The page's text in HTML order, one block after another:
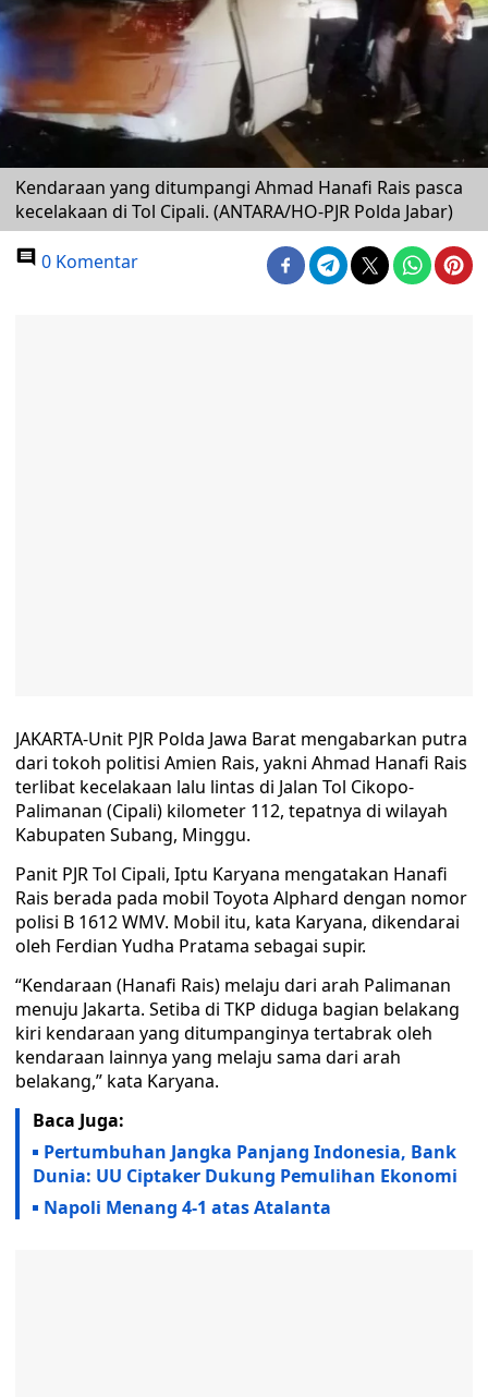
Kendaraan yang ditumpangi Ahmad Hanafi Rais pasca
kecelakaan di Tol Cipali. (ANTARA/HO-PJR Polda Jabar)
0 Komentar
JAKARTA-Unit PJR Polda Jawa Barat mengabarkan putra
dari tokoh politisi Amien Rais, yakni Ahmad Hanafi Rais
terlibat kecelakaan lalu lintas di Jalan Tol Cikopo-
Palimanan (Cipali) kilometer 112, tepatnya di wilayah
Kabupaten Subang, Minggu.
Panit PJR Tol Cipali, Iptu Karyana mengatakan Hanafi
Rais berada pada mobil Toyota Alphard dengan nomor
polisi B 1612 WMV. Mobil itu, kata Karyana, dikendarai
oleh Ferdian Yudha Pratama sebagai supir.
“Kendaraan (Hanafi Rais) melaju dari arah Palimanan
menuju Jakarta. Setiba di TKP diduga bagian belakang
kiri kendaraan yang ditumpanginya tertabrak oleh
kendaraan lainnya yang melaju sama dari arah
belakang,” kata Karyana.
Baca Juga:
Pertumbuhan Jangka Panjang Indonesia, Bank
Dunia: UU Ciptaker Dukung Pemulihan Ekonomi
Napoli Menang 4-1 atas Atalanta